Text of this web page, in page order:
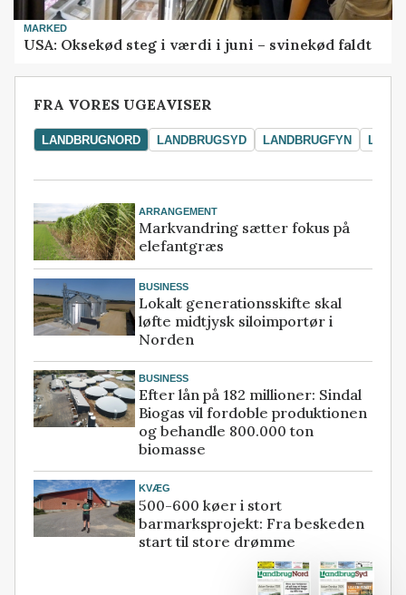
MARKED
USA: Oksekød steg i værdi i juni – svinekød faldt
FRA VORES UGEAVISER
LANDBRUGNORD LANDBRUGSYD LANDBRUGFYN
ARRANGEMENT
Markvandring sætter fokus på
elefantgræs
BUSINESS
Lokalt generationsskifte skal
løfte midtjysk siloimportør i
Norden
BUSINESS
Efter lån på 182 millioner: Sindal
Biogas vil fordoble produktionen
og behandle 800.000 ton
biomasse
KVÆG
500-600 køer i stort
barmarksprojekt: Fra beskeden
start til store drømme